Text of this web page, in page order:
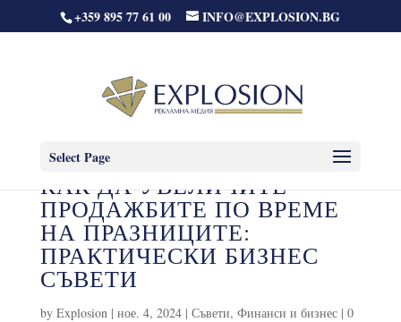
+359 895 77 61 00 INFO@EXPLOSION.BG
Select Page
КАК ДА УВЕЛИЧИТЕ
ПРОДАЖБИТЕ ПО ВРЕМЕ
НА ПРАЗНИЦИТЕ:
ПРАКТИЧЕСКИ БИЗНЕС
СЪВЕТИ
by Explosion| ное. 4, 2024| Съвети, Финанси и бизнес| 0